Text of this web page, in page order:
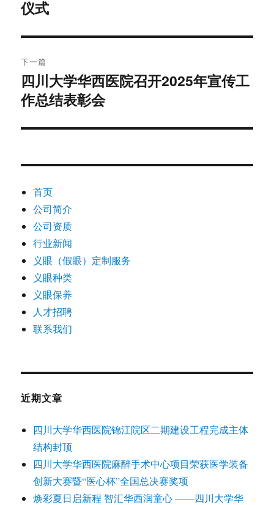
航
文
章：
仪式
下一篇
下
篇
章：
四川大学华西医院召开2025年宣传工
作总结表彰会
首页
公司简介
公司资质
行业新闻
义眼（假眼）定制服务
义眼种类
义眼保养
人才招聘
联系我们
近期文章
四川大学华西医院锦江院区二期建设工程完成主体
结构封顶
四川大学华西医院麻醉手术中心项目荣获医学装备
创新大赛暨“医心杯”全国总决赛奖项
焕彩夏日启新程 智汇华西润童心 ——四川大学华